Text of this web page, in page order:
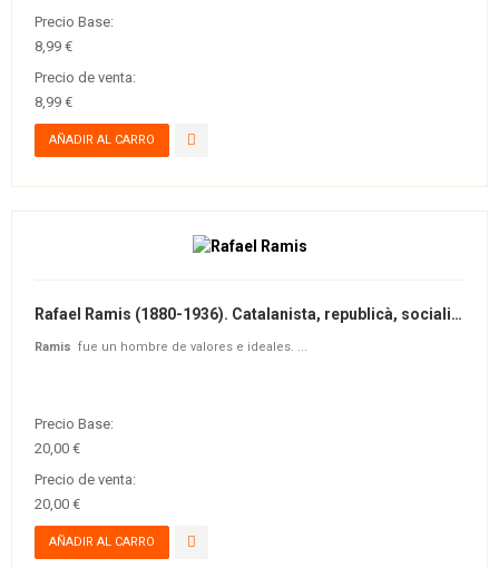
Precio Base:
8,99 €
Precio de venta:
8,99 €
Rafael Ramis (1880-1936). Catalanista, republicà, socialista i maçó
Ramis fue un hombre de valores e ideales. ...
Precio Base:
20,00 €
Precio de venta:
20,00 €